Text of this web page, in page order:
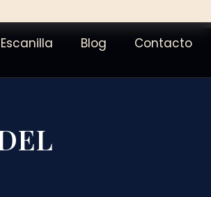
Blog Contacto